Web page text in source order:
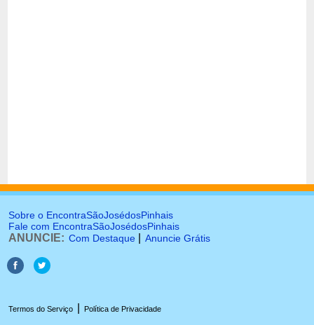
Sobre o EncontraSãoJosédosPinhais
Fale com EncontraSãoJosédosPinhais
ANUNCIE: Com Destaque Anuncie Grátis
Termos do Serviço Política de Privacidade